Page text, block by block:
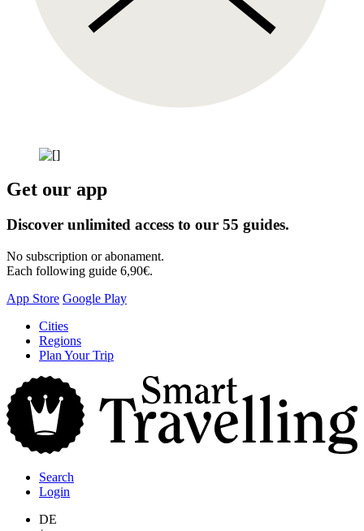
Get our app
Discover unlimited access to our 55 guides.
No subscription or abonament.
Each following guide 6,90€.
App Store Google Play
Skip
content
Cities
Regions
Plan Your Trip
Search
Login
DE